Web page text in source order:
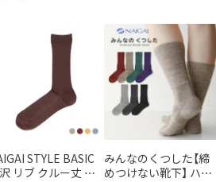
STYLE BASIC
リブ クルー丈 レ
みんなのくつした【締
めつけない靴下】 ハイ